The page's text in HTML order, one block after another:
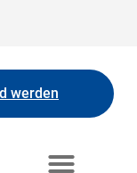
werden